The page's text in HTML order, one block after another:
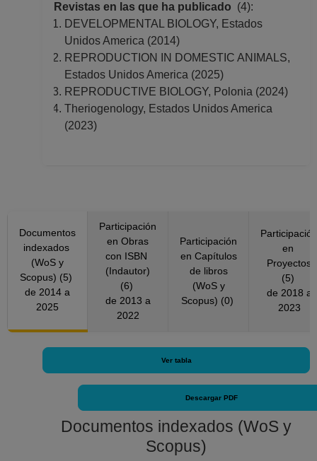
Revistas en las que ha publicado (4):
DEVELOPMENTAL BIOLOGY, Estados
Unidos America (2014)
REPRODUCTION IN DOMESTIC ANIMALS,
Estados Unidos America (2025)
REPRODUCTIVE BIOLOGY, Polonia (2024)
Theriogenology, Estados Unidos America
(2023)
Documentos
indexados
(WoS y
Scopus) (5)
de 2014 a
2025
Participación
en Obras
con ISBN
(Indautor)
(6)
de 2013 a
2022
Participación
en Capítulos
de libros
(WoS y
Scopus) (0)
Participación
en
Proyectos
(5)
de 2018 a
2023
Ver tabla
Descargar PDF
Documentos indexados (WoS y
Scopus)